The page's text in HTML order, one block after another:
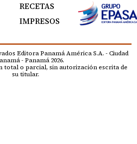
RECETAS
IMPRESOS
Editora Panamá América S.A. - Ciudad
- Panamá 2026.
total o parcial, sin autorización escrita de
su titular.